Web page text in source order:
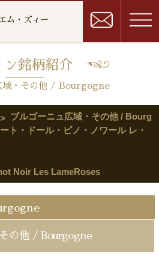
ム・ズィー
ン銘柄紹介
域・その他 / Bourgogne
ブルゴーニュ広域・その他 / Bourg
ト・ドール・ピノ・ノワール レ・
Noir Les LameRoses
の他 / Bourgogne